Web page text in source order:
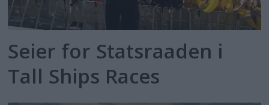
Seier for Statsraaden i
Tall Ships Races